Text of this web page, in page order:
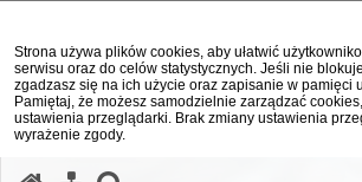
Strona używa plików cookies, aby ułatwić
serwisu oraz do celów statystycznych. Jeśli nie
zgadzasz się na ich użycie oraz zapisanie w pamięci
Pamiętaj, że możesz samodzielnie zarządzać
ustawienia przeglądarki. Brak zmiany ustawienia
wyrażenie zgody.